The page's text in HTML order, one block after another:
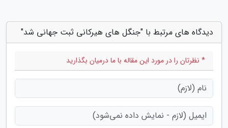
دیدگاه های مرتبط با "جنگل های هیرکانی ثبت جهانی شد"
* نظرتان را در مورد این مقاله با ما درمیان بگذارید